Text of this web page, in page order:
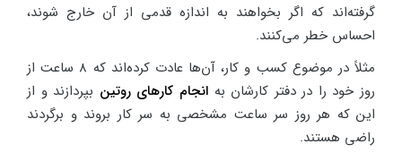
گرفته‌اند که اگر بخواهند به اندازه قدمی از آن خارج شوند،
احساس خطر می‌کنند.
مثلاً در موضوع کسب و کار، آن‌ها عادت کرده‌اند که 8 ساعت از
روز خود را در دفتر کارشان به انجام کارهای روتین بپردازند و از
این که هر روز سر ساعت مشخصی به سر کار بروند و برگردند
راضی هستند.